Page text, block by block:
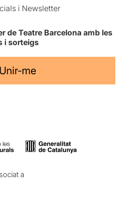
i Newsletter
de Teatre Barcelona amb les
i sorteigs
Unir-me
a